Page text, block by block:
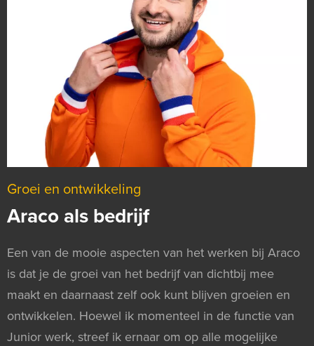
Groei en ontwikkeling
Araco als bedrijf
Een van de mooie aspecten van het werken bij Araco
is dat je de groei van het bedrijf van dichtbij mee
maakt en daarnaast zelf ook kunt blijven groeien en
ontwikkelen. Hoewel ik momenteel in de functie van
Junior werk, streef ik ernaar om op alle mogelijke